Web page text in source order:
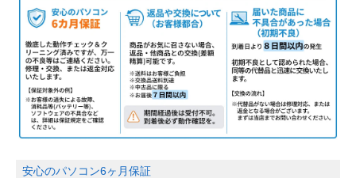
安心のパソコン6ヶ月保証